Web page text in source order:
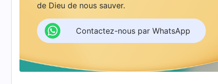
grandes bénédictions. Ils vivront véritablement
de Dieu de nous sauver.
Contactez-nous par WhatsApp